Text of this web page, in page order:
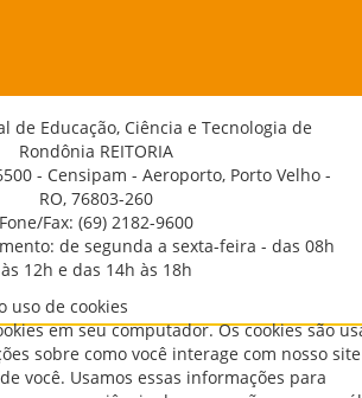
de Educação, Ciência e Tecnologia de
Rondônia REITORIA
- Censipam - Aeroporto, Porto Velho -
RO, 76803-260
Fone/Fax: (69) 2182-9600
de segunda a sexta-feira - das 08h
às 12h e das 14h às 18h
uso de cookies
em seu computador. Os cookies são
sobre como você interage com nosso
você. Usamos essas informações para